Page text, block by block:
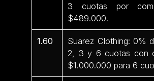
3 cuotas por
$489.000.
1.60
Suarez Clothing: 0%
2, 3 y 6 cuotas con
$1.000.000 para 6